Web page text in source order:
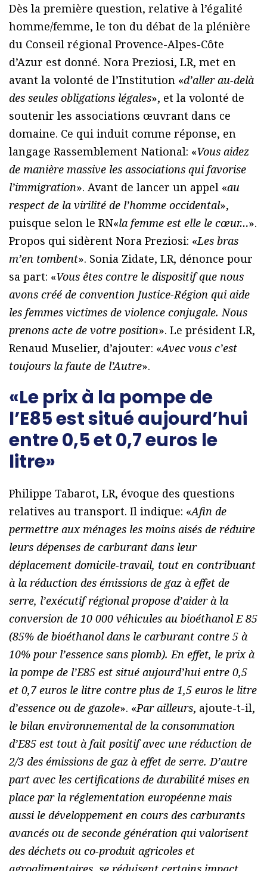
Dès la première question, relative à l’égalité
homme/femme, le ton du débat de la plénière
du Conseil régional Provence-Alpes-Côte
d’Azur est donné. Nora Preziosi, LR, met en
avant la volonté de l’Institution «d’aller au-delà
des seules obligations légales», et la volonté de
soutenir les associations œuvrant dans ce
domaine. Ce qui induit comme réponse, en
langage Rassemblement National: «Vous aidez
de manière massive les associations qui favorise
l’immigration». Avant de lancer un appel «au
respect de la virilité de l’homme occidental»,
puisque selon le RN«la femme est elle le cœur…».
Propos qui sidèrent Nora Preziosi: «Les bras
m’en tombent». Sonia Zidate, LR, dénonce pour
sa part: «Vous êtes contre le dispositif que nous
avons créé de convention Justice-Région qui aide
les femmes victimes de violence conjugale. Nous
prenons acte de votre position». Le président LR,
Renaud Muselier, d’ajouter: «Avec vous c’est
toujours la faute de l’Autre».
«Le prix à la pompe de
l’E85 est situé aujourd’hui
entre 0,5 et 0,7 euros le
litre»
Philippe Tabarot, LR, évoque des questions
relatives au transport. Il indique: «Afin de
permettre aux ménages les moins aisés de réduire
leurs dépenses de carburant dans leur
déplacement domicile-travail, tout en contribuant
à la réduction des émissions de gaz à effet de
serre, l’exécutif régional propose d’aider à la
conversion de 10 000 véhicules au bioéthanol E 85
(85% de bioéthanol dans le carburant contre 5 à
10% pour l’essence sans plomb). En effet, le prix à
la pompe de l’E85 est situé aujourd’hui entre 0,5
et 0,7 euros le litre contre plus de 1,5 euros le litre
d’essence ou de gazole». «Par ailleurs, ajoute-t-il,
le bilan environnemental de la consommation
d’E85 est tout à fait positif avec une réduction de
2/3 des émissions de gaz à effet de serre. D’autre
part avec les certifications de durabilité mises en
place par la réglementation européenne mais
aussi le développement en cours des carburants
avancés ou de seconde génération qui valorisent
des déchets ou co-produit agricoles et